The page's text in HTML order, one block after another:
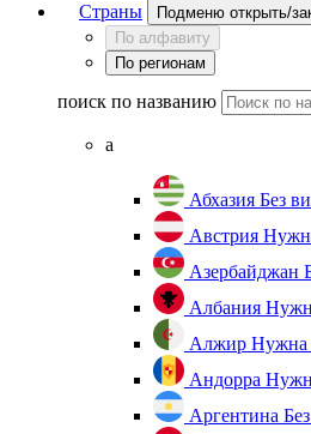
Страны
Подменю открыть/
По алфавиту
По регионам
поиск по названию
а
Абхазия Без
Австрия
Азербайджан
Албания
Алжир Нужна
Андорра
Аргентина